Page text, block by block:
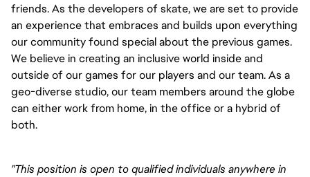
friends. As the developers of skate, we are set to provide
an experience that embraces and builds upon everything
our community found special about the previous games.
We believe in creating an inclusive world inside and
outside of our games for our players and our team. As a
geo-diverse studio, our team members around the globe
can either work from home, in the office or a hybrid of
both.
"This position is open to qualified individuals anywhere in